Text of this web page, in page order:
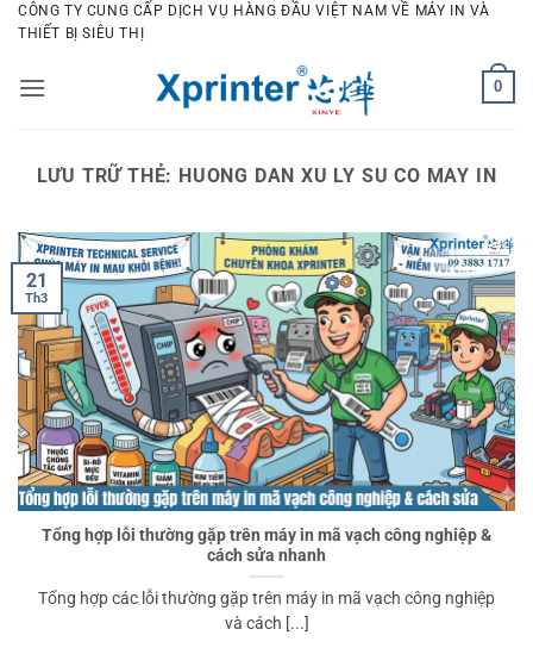
Bỏ
qua
dung
CÔNG TY CUNG CẤP DỊCH VỤ HÀNG ĐẦU VIỆT NAM VỀ MÁY IN VÀ
THIẾT BỊ SIÊU THỊ
0
LƯU TRỮ THẺ: HUONG DAN XU LY SU CO MAY IN
Tổng hợp lỗi thường gặp trên máy in mã vạch công nghiệp &
cách sửa nhanh
Tổng hợp các lỗi thường gặp trên máy in mã vạch công nghiệp
và cách [...]
21
Th3